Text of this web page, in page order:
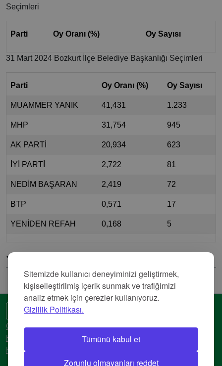
Sitemizde kullanıcı deneyiminizi geliştirmek,
kişiselleştirilmiş içerik sunmak ve trafiğimizi
analiz etmek için çerezler kullanıyoruz.
Gizlilik Politikası.
Tümünü kabul et
Zorunlu olmayanları reddet
Seçimleri
Parti Oy Oranı (%) Oy Sayısı
31 Mart 2024 Bozkurt İlçe Belediye Başkanlığı Seçimleri
Parti Oy Oranı (%) Oy Sayısı
MUAMMER YANIK 41,431 1.233
MHP 31,754 945
AK PARTİ 20,934 623
İYİ PARTİ 2,722 81
NEDİM BAŞARAN 2,419 72
BTP 0,571 17
YENİDEN REFAH 0,168 5
Yorumlar
🌍 Başka bir dil
Gizlilik Politikası
Hizmet Şartları
Künye
© 2018-2026 AtlasBig.com